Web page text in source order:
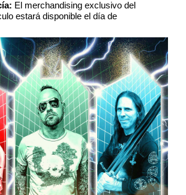
El merchandising exclusivo del
estará disponible el día de